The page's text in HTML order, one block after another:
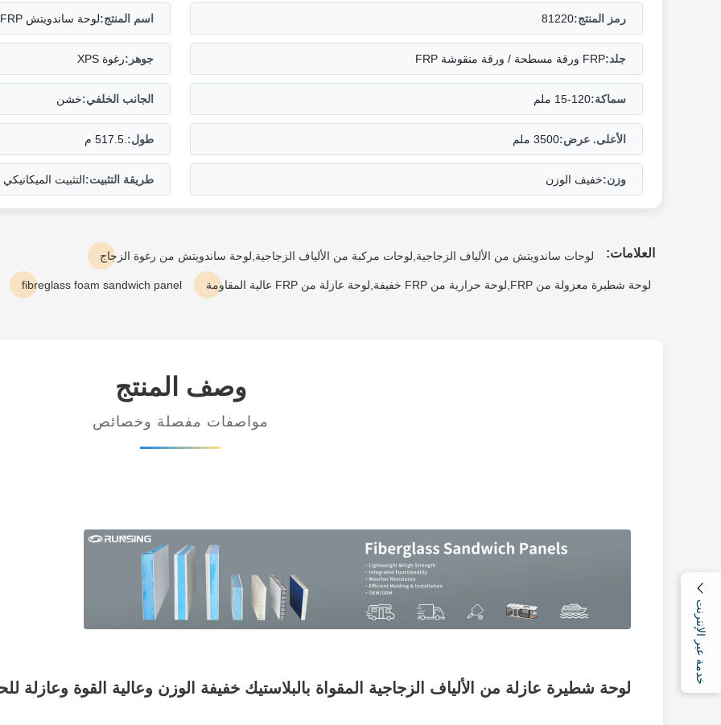
خدمة عبر الإنترنت
رمز المنتج:81220 اسم المنتج:لوحة ساندويتش FRP-رغوة XPS
جلد:FRP ورقة مسطحة / ورقة منقوشة FRP جوهر:رغوة XPS
سماكة:15-120 ملم الجانب الخلفي:خشن
الأعلى. عرض:3500 ملم طول:.517.5 م
وزن:خفيف الوزن طريقة التثبيت:التثبيت
العلامات: لوحات ساندويتش من الألياف الزجاجية,لوحات مركبة من الألياف الزجاجية,لوحة ساندويتش من رغوة الزجاج
لوحة شطيرة معزولة من FRP,لوحة حرارية من FRP خفيفة,لوحة عازلة من FRP عالية المقاومة fibreglass foam sandwich panel
وصف المنتج
مواصفات مفصلة وخصائص
لوحة شطيرة عازلة من الألياف الزجاجية المقواة بالبلاستيك خفيفة الوزن وعالية القوة وعازلة